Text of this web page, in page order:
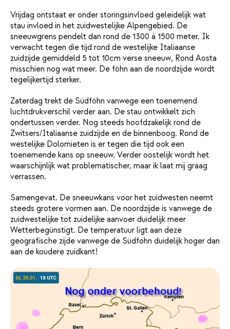
Vrijdag ontstaat er onder storingsinvloed geleidelijk wat
stau invloed in het zuidwestelijke Alpengebied. De
sneeuwgrens pendelt dan rond de 1300 à 1500 meter. Ik
verwacht tegen die tijd rond de westelijke Italiaanse
zuidzijde gemiddeld 5 tot 10cm verse sneeuw, Rond Aosta
misschien nog wat meer. De föhn aan de noordzijde wordt
tegelijkertijd sterker.
Zaterdag trekt de Südföhn vanwege een toenemend
luchtdrukverschil verder aan. De stau ontwikkelt zich
ondertussen verder. Nog steeds hoofdzakelijk rond de
Zwitsers/Italiaanse zuidzijde en de binnenboog. Rond de
westelijke Dolomieten is er tegen die tijd ook een
toenemende kans op sneeuw. Verder oostelijk wordt het
waarschijnlijk wat problematischer, maar ik laat mij graag
verrassen.
Samengevat. De sneeuwkans voor het zuidwesten neemt
steeds grotere vormen aan. De noordzijde is vanwege de
zuidwestelijke tot zuidelijke aanvoer duidelijk meer
Wetterbegünstigt. De temperatuur ligt aan deze
geografische zijde vanwege de Südfohn duidelijk hoger dan
aan de koudere zuidkant!